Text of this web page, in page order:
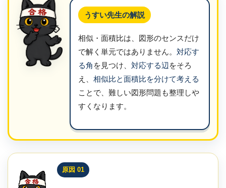
うすい先生の解説
相似・面積比は、図形のセンスだけ
で解く単元ではありません。 対応す
る角 を見つけ、 対応する辺 をそろ
え、 相似比と面積比を分けて考える
ことで、難しい図形問題も整理しや
すくなります。
原因 01